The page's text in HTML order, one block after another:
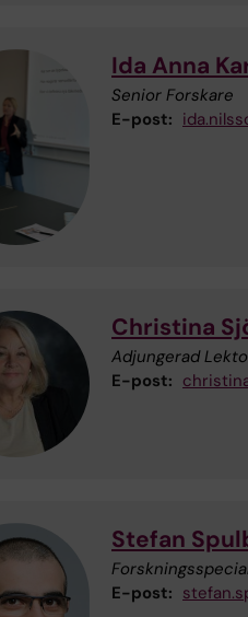
Ida Anna
Senior Forskare
E-post:
Christina
Adjungerad
E-post:
Stefan
E-post: